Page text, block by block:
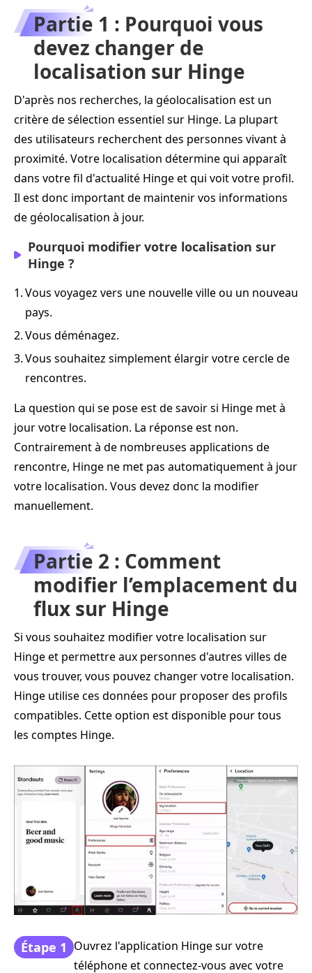
Partie 1 : Pourquoi vous
devez changer de
localisation sur Hinge
D'après nos recherches, la géolocalisation est un
critère de sélection essentiel sur Hinge. La plupart
des utilisateurs recherchent des personnes vivant à
proximité. Votre localisation détermine qui apparaît
dans votre fil d'actualité Hinge et qui voit votre profil.
Il est donc important de maintenir vos informations
de géolocalisation à jour.
Pourquoi modifier votre localisation sur
Hinge ?
1.Vous voyagez vers une nouvelle ville ou un nouveau
pays.
2.Vous déménagez.
3.Vous souhaitez simplement élargir votre cercle de
rencontres.
La question qui se pose est de savoir si Hinge met à
jour votre localisation. La réponse est non.
Contrairement à de nombreuses applications de
rencontre, Hinge ne met pas automatiquement à jour
votre localisation. Vous devez donc la modifier
manuellement.
Partie 2 : Comment
modifier l’emplacement du
flux sur Hinge
Si vous souhaitez modifier votre localisation sur
Hinge et permettre aux personnes d'autres villes de
vous trouver, vous pouvez changer votre localisation.
Hinge utilise ces données pour proposer des profils
compatibles. Cette option est disponible pour tous
les comptes Hinge.
Étape 1 Ouvrez l'application Hinge sur votre
téléphone et connectez-vous avec votre